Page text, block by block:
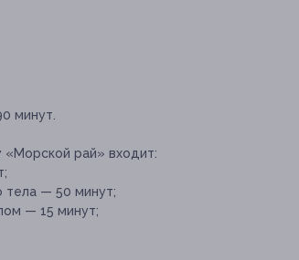
минут.
«Морской рай» входит:
тела — 50 минут;
— 15 минут;